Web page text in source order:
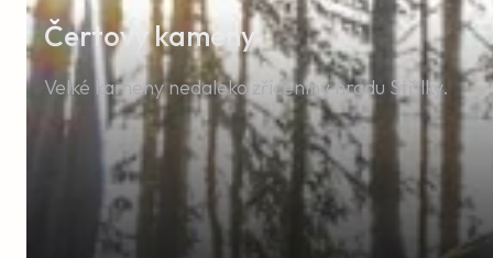
Byli jsme naprosto spokojený. Vybavení
perfektní.
Vladimíra
Čertovy kameny
Velké kameny nedaleko zříceniny hradu Střílky.